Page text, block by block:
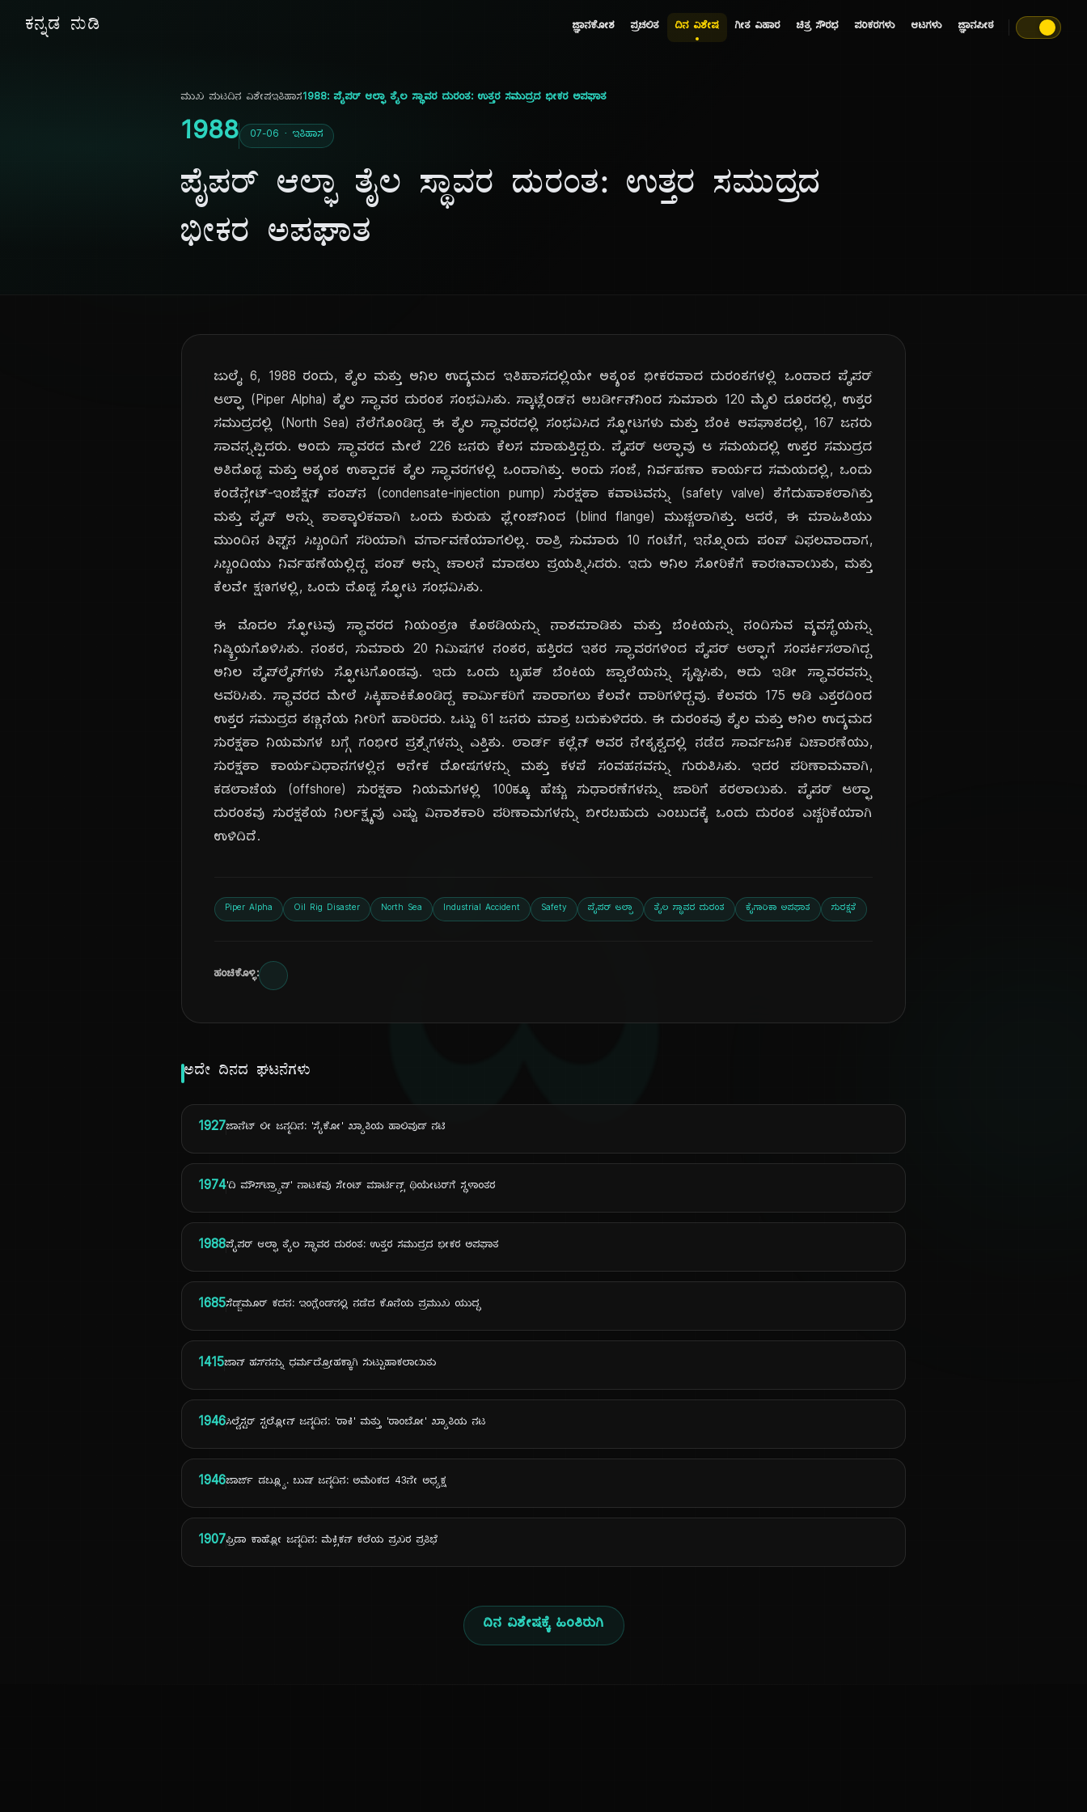
ಕನ್ನಡ ನುಡಿ ಜ್ಞಾನಕೋಶ ಪ್ರಚಲಿತ ದಿನ ವಿಶೇಷ ಗೀತ ವಿಹಾರ ಚಿತ್ರ ಸೌರಭ ಪರಿಕರಗಳು ಆಟಗಳು ಜ್ಞಾನಪೀಠ
ದಿ
ಮುಖ ಪುಟದಿನ ವಿಶೇಷಇತಿಹಾಸ1988: ಪೈಪರ್ ಆಲ್ಫಾ ತೈಲ ಸ್ಥಾವರ ದುರಂತ: ಉತ್ತರ ಸಮುದ್ರದ ಭೀಕರ ಅಪಘಾತ
1988 07-06 · ಇತಿಹಾಸ
ಪೈಪರ್ ಆಲ್ಫಾ ತೈಲ ಸ್ಥಾವರ ದುರಂತ: ಉತ್ತರ ಸಮುದ್ರದ
ಭೀಕರ ಅಪಘಾತ
ಜುಲೈ 6, 1988 ರಂದು, ತೈಲ ಮತ್ತು ಅನಿಲ ಉದ್ಯಮದ ಇತಿಹಾಸದಲ್ಲಿಯೇ ಅತ್ಯಂತ ಭೀಕರವಾದ ದುರಂತಗಳಲ್ಲಿ ಒಂದಾದ ಪೈಪರ್
ಆಲ್ಫಾ (Piper Alpha) ತೈಲ ಸ್ಥಾವರ ದುರಂತ ಸಂಭವಿಸಿತು. ಸ್ಕಾಟ್ಲೆಂಡ್‌ನ ಅಬರ್ಡೀನ್‌ನಿಂದ ಸುಮಾರು 120 ಮೈಲಿ ದೂರದಲ್ಲಿ, ಉತ್ತರ
ಸಮುದ್ರದಲ್ಲಿ (North Sea) ನೆಲೆಗೊಂಡಿದ್ದ ಈ ತೈಲ ಸ್ಥಾವರದಲ್ಲಿ ಸಂಭವಿಸಿದ ಸ್ಫೋಟಗಳು ಮತ್ತು ಬೆಂಕಿ ಅಪಘಾತದಲ್ಲಿ, 167 ಜನರು
ಸಾವನ್ನಪ್ಪಿದರು. ಅಂದು ಸ್ಥಾವರದ ಮೇಲೆ 226 ಜನರು ಕೆಲಸ ಮಾಡುತ್ತಿದ್ದರು. ಪೈಪರ್ ಆಲ್ಫಾವು ಆ ಸಮಯದಲ್ಲಿ ಉತ್ತರ ಸಮುದ್ರದ
ಅತಿದೊಡ್ಡ ಮತ್ತು ಅತ್ಯಂತ ಉತ್ಪಾದಕ ತೈಲ ಸ್ಥಾವರಗಳಲ್ಲಿ ಒಂದಾಗಿತ್ತು. ಅಂದು ಸಂಜೆ, ನಿರ್ವಹಣಾ ಕಾರ್ಯದ ಸಮಯದಲ್ಲಿ, ಒಂದು
ಕಂಡೆನ್ಸೇಟ್-ಇಂಜೆಕ್ಷನ್ ಪಂಪ್‌ನ (condensate-injection pump) ಸುರಕ್ಷತಾ ಕವಾಟವನ್ನು (safety valve) ತೆಗೆದುಹಾಕಲಾಗಿತ್ತು
ಮತ್ತು ಪೈಪ್ ಅನ್ನು ತಾತ್ಕಾಲಿಕವಾಗಿ ಒಂದು ಕುರುಡು ಫ್ಲೇಂಜ್‌ನಿಂದ (blind flange) ಮುಚ್ಚಲಾಗಿತ್ತು. ಆದರೆ, ಈ ಮಾಹಿತಿಯು
ಮುಂದಿನ ಶಿಫ್ಟ್‌ನ ಸಿಬ್ಬಂದಿಗೆ ಸರಿಯಾಗಿ ವರ್ಗಾವಣೆಯಾಗಲಿಲ್ಲ. ರಾತ್ರಿ ಸುಮಾರು 10 ಗಂಟೆಗೆ, ಇನ್ನೊಂದು ಪಂಪ್ ವಿಫಲವಾದಾಗ,
ಸಿಬ್ಬಂದಿಯು ನಿರ್ವಹಣೆಯಲ್ಲಿದ್ದ ಪಂಪ್ ಅನ್ನು ಚಾಲನೆ ಮಾಡಲು ಪ್ರಯತ್ನಿಸಿದರು. ಇದು ಅನಿಲ ಸೋರಿಕೆಗೆ ಕಾರಣವಾಯಿತು, ಮತ್ತು
ಕೆಲವೇ ಕ್ಷಣಗಳಲ್ಲಿ, ಒಂದು ದೊಡ್ಡ ಸ್ಫೋಟ ಸಂಭವಿಸಿತು.
ಈ ಮೊದಲ ಸ್ಫೋಟವು ಸ್ಥಾವರದ ನಿಯಂತ್ರಣ ಕೊಠಡಿಯನ್ನು ನಾಶಮಾಡಿತು ಮತ್ತು ಬೆಂಕಿಯನ್ನು ನಂದಿಸುವ ವ್ಯವಸ್ಥೆಯನ್ನು
ನಿಷ್ಕ್ರಿಯಗೊಳಿಸಿತು. ನಂತರ, ಸುಮಾರು 20 ನಿಮಿಷಗಳ ನಂತರ, ಹತ್ತಿರದ ಇತರ ಸ್ಥಾವರಗಳಿಂದ ಪೈಪರ್ ಆಲ್ಫಾಗೆ ಸಂಪರ್ಕಿಸಲಾಗಿದ್ದ
ಅನಿಲ ಪೈಪ್‌ಲೈನ್‌ಗಳು ಸ್ಫೋಟಗೊಂಡವು. ಇದು ಒಂದು ಬೃಹತ್ ಬೆಂಕಿಯ ಜ್ವಾಲೆಯನ್ನು ಸೃಷ್ಟಿಸಿತು, ಅದು ಇಡೀ ಸ್ಥಾವರವನ್ನು
ಆವರಿಸಿತು. ಸ್ಥಾವರದ ಮೇಲೆ ಸಿಕ್ಕಿಹಾಕಿಕೊಂಡಿದ್ದ ಕಾರ್ಮಿಕರಿಗೆ ಪಾರಾಗಲು ಕೆಲವೇ ದಾರಿಗಳಿದ್ದವು. ಕೆಲವರು 175 ಅಡಿ ಎತ್ತರದಿಂದ
ಉತ್ತರ ಸಮುದ್ರದ ತಣ್ಣನೆಯ ನೀರಿಗೆ ಹಾರಿದರು. ಒಟ್ಟು 61 ಜನರು ಮಾತ್ರ ಬದುಕುಳಿದರು. ಈ ದುರಂತವು ತೈಲ ಮತ್ತು ಅನಿಲ ಉದ್ಯಮದ
ಸುರಕ್ಷತಾ ನಿಯಮಗಳ ಬಗ್ಗೆ ಗಂಭೀರ ಪ್ರಶ್ನೆಗಳನ್ನು ಎತ್ತಿತು. ಲಾರ್ಡ್ ಕಲ್ಲೆನ್ ಅವರ ನೇತೃತ್ವದಲ್ಲಿ ನಡೆದ ಸಾರ್ವಜನಿಕ ವಿಚಾರಣೆಯು,
ಸುರಕ್ಷತಾ ಕಾರ್ಯವಿಧಾನಗಳಲ್ಲಿನ ಅನೇಕ ದೋಷಗಳನ್ನು ಮತ್ತು ಕಳಪೆ ಸಂವಹನವನ್ನು ಗುರುತಿಸಿತು. ಇದರ ಪರಿಣಾಮವಾಗಿ,
ಕಡಲಾಚೆಯ (offshore) ಸುರಕ್ಷತಾ ನಿಯಮಗಳಲ್ಲಿ 100ಕ್ಕೂ ಹೆಚ್ಚು ಸುಧಾರಣೆಗಳನ್ನು ಜಾರಿಗೆ ತರಲಾಯಿತು. ಪೈಪರ್ ಆಲ್ಫಾ
ದುರಂತವು ಸುರಕ್ಷತೆಯ ನಿರ್ಲಕ್ಷ್ಯವು ಎಷ್ಟು ವಿನಾಶಕಾರಿ ಪರಿಣಾಮಗಳನ್ನು ಬೀರಬಹುದು ಎಂಬುದಕ್ಕೆ ಒಂದು ದುರಂತ ಎಚ್ಚರಿಕೆಯಾಗಿ
ಉಳಿದಿದೆ.
Piper Alpha Oil Rig Disaster North Sea Industrial Accident Safety ಪೈಪರ್ ಆಲ್ಫಾ ತೈಲ ಸ್ಥಾವರ ದುರಂತ ಕೈಗಾರಿಕಾ ಅಪಘಾತ ಸುರಕ್ಷತೆ
ಹಂಚಿಕೊಳ್ಳಿ:
ಅದೇ ದಿನದ ಘಟನೆಗಳು
1927ಜಾನೆಟ್ ಲೀ ಜನ್ಮದಿನ: 'ಸೈಕೋ' ಖ್ಯಾತಿಯ ಹಾಲಿವುಡ್ ನಟಿ
1974'ದಿ ಮೌಸ್‌ಟ್ರ್ಯಾಪ್' ನಾಟಕವು ಸೇಂಟ್ ಮಾರ್ಟಿನ್ಸ್ ಥಿಯೇಟರ್‌ಗೆ ಸ್ಥಳಾಂತರ
1988ಪೈಪರ್ ಆಲ್ಫಾ ತೈಲ ಸ್ಥಾವರ ದುರಂತ: ಉತ್ತರ ಸಮುದ್ರದ ಭೀಕರ ಅಪಘಾತ
1685ಸೆಡ್ಜ್‌ಮೂರ್ ಕದನ: ಇಂಗ್ಲೆಂಡ್‌ನಲ್ಲಿ ನಡೆದ ಕೊನೆಯ ಪ್ರಮುಖ ಯುದ್ಧ
1415ಜಾನ್ ಹಸ್‌ನನ್ನು ಧರ್ಮದ್ರೋಹಕ್ಕಾಗಿ ಸುಟ್ಟುಹಾಕಲಾಯಿತು
1946ಸಿಲ್ವೆಸ್ಟರ್ ಸ್ಟಲ್ಲೋನ್ ಜನ್ಮದಿನ: 'ರಾಕಿ' ಮತ್ತು 'ರಾಂಬೋ' ಖ್ಯಾತಿಯ ನಟ
1946ಜಾರ್ಜ್ ಡಬ್ಲ್ಯೂ. ಬುಷ್ ಜನ್ಮದಿನ: ಅಮೆರಿಕದ 43ನೇ ಅಧ್ಯಕ್ಷ
1907ಫ್ರಿಡಾ ಕಾಹ್ಲೋ ಜನ್ಮದಿನ: ಮೆಕ್ಸಿಕನ್ ಕಲೆಯ ಪ್ರಖರ ಪ್ರತಿಭೆ
ದಿನ ವಿಶೇಷಕ್ಕೆ ಹಿಂತಿರುಗಿ